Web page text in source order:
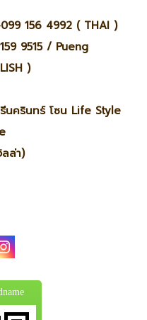
156 4992 ( THAI )
9515 / Pueng
)
ครินทร์ โซน Life Style
ล่า)